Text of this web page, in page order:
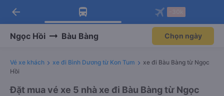
Tải app Vexere ngay!
Nhận ưu đãi thành viên độc
Mở app
Tải app Vexere
-30k/ghế khi đặt vé máy bay qua
Mở app
arrow_back
Ngọc Hồi Bàu Bàng Chọn ngày
Vé xe khách xe đi Bình Dương từ Kon Tum
xe đi Bàu Bàng từ Ngọc
Hồi
Đặt mua vé xe 5 nhà xe đi Bàu Bàng từ Ngọc